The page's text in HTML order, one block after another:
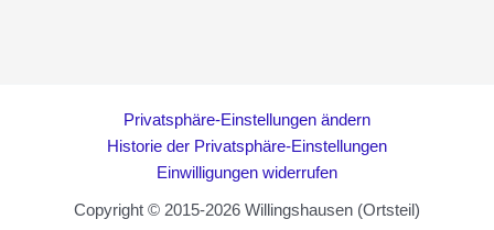
Privatsphäre-Einstellungen ändern
Historie der Privatsphäre-Einstellungen
Einwilligungen widerrufen
Copyright © 2015-2026 Willingshausen (Ortsteil)